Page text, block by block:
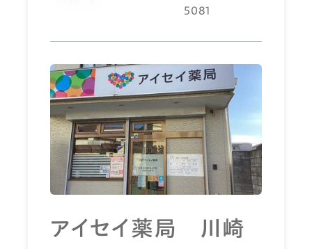
5081
アイセイ薬局 川崎